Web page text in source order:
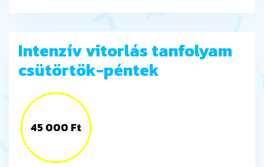
Intenzív vitorlás tanfolyam
csütörtök-péntek
45 000 Ft